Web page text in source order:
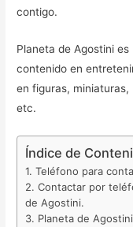
contigo.
Planeta de Agostini
contenido en
en figuras,
etc.
Índice de
Teléfono para
Contactar por
de Agostini.
Planeta de